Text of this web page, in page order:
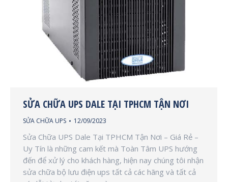
SỬA CHỮA UPS DALE TẠI TPHCM TẬN NƠI
SỬA CHỮA UPS 12/09/2023
Sửa Chữa UPS Dale Tại TPHCM Tận Nơi – Giá Rẻ –
Uy Tín là những cam kết mà Toàn Tâm UPS hướng
đến để xử lý cho khách hàng, hiện nay chúng tôi nhận
sửa chữa bộ lưu điện ups tất cả các hãng và tất cả